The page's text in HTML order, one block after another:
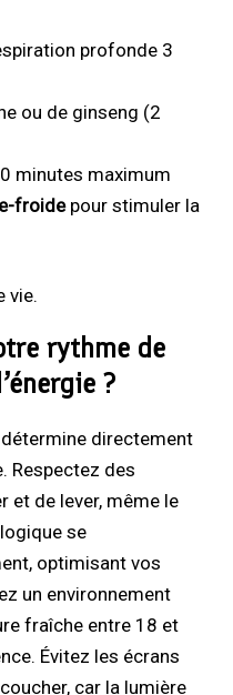
profonde 3
ou de ginseng (2
minutes maximum
froidepour stimuler la
vie.
rythme de
?
détermine directement
Respectez des
et de lever, même le
se
optimisant vos
un environnement
fraîche entre 18 et
Évitez les écrans
car la lumière